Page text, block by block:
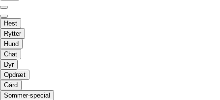
Hest
Rytter
Hund
Chat
Dyr
Opdræt
Gård
Sommer-special